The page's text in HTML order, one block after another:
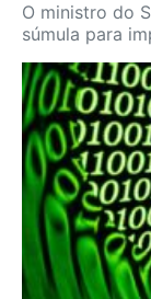
O ministro do
súmula para